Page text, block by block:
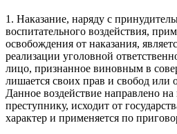
1. Наказание, наряду с
воспитательного воздействия,
освобождения от наказания,
реализации уголовной
лицо, признанное виновным в
лишается своих прав и свобод или
Данное воздействие направлено
преступнику, исходит от
характер и применяется по